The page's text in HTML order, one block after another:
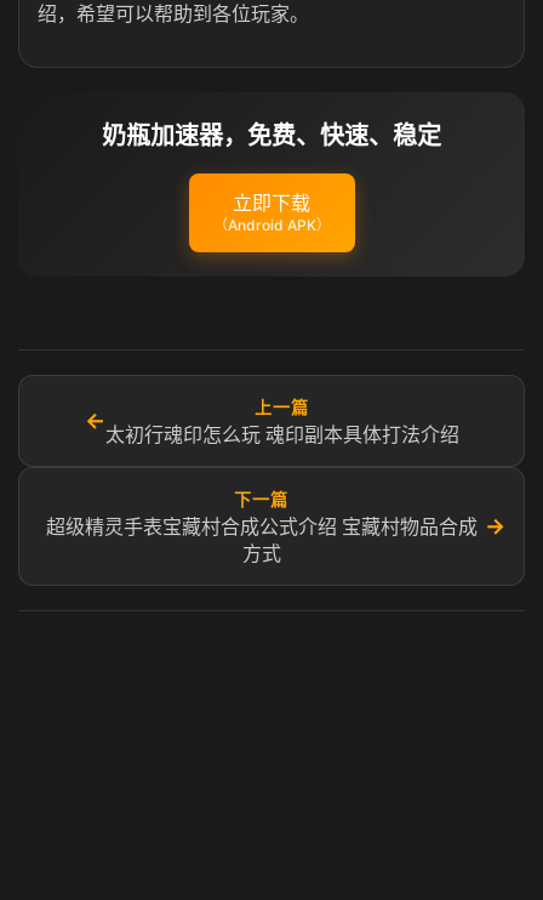
绍，希望可以帮助到各位玩家。
奶瓶加速器，免费、快速、稳定
立即下载
（Android APK）
←
上一篇
太初行魂印怎么玩 魂印副本具体打法介绍
下一篇
超级精灵手表宝藏村合成公式介绍 宝藏村物品合成
方式
→